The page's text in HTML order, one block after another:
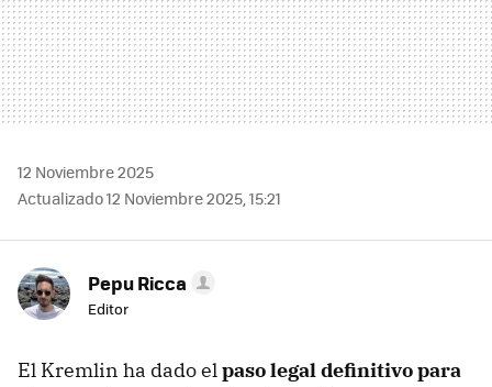
12 Noviembre 2025
Actualizado 12 Noviembre 2025, 15:21
Pepu Ricca
Editor
El Kremlin ha dado elpaso legal definitivo para